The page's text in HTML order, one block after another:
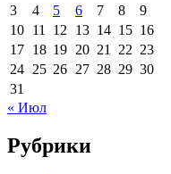
3
4 5 6 7 8
9
10 11 12 13 14 15 16
17 18 19 20 21 22 23
24 25 26 27 28 29 30
31
« Июл
Рубрики